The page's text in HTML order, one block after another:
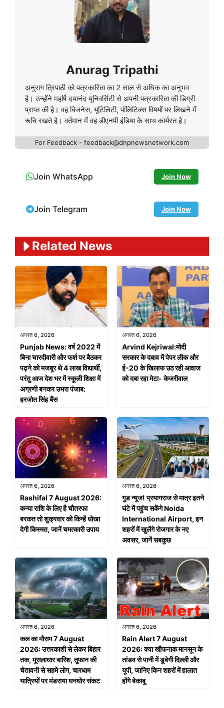
Anurag Tripathi
अनुराग त्रिपाठी को पत्रकारिता का 2 साल से अधिक का अनुभव
है। उन्होंने महर्षि दयानंद यूनिवर्सिटी से अपनी पत्रकारिता की डिग्री
प्राप्त की है। वह बिजनेस, यूटिलिटी, पॉलिटिक्स विषयों पर लिखने में
रूचि रखते है। वर्तमान में वह डीएनपी इंडिया के साथ कार्यरत है।
For Feedback - feedback@dnpnewsnetwork.com
Join WhatsApp Join Now
Join Telegram Join Now
Related News
अगस्त 6, 2026
Punjab News: वर्ष 2022 में
बिना चारदीवारी और फर्श पर बैठकर
पढ़ने को मजबूर थे 4 लाख विद्यार्थी,
परंतु आज देश भर में स्कूली शिक्षा में
अग्रणी बनकर उभरा पंजाब:
हरजोत सिंह बैंस
अगस्त 6, 2026
Arvind Kejriwal:मोदी
सरकार के दबाव में पेपर लीक और
ई-20 के खिलाफ उठ रही आवाज
को दबा रहा मेटा- केजरीवाल
अगस्त 6, 2026
Rashifal 7 August 2026:
कन्या राशि के लिए है चौतरफा
बरकत तो शुक्रवार को किन्हें धोखा
देगी किस्मत, जानें चमत्कारी उपाय
अगस्त 6, 2026
गुड न्यूज! प्रयागराज से मात्र इतने
घंटे में पहुंच सकेंगे Noida
International Airport, इन
शहरों में खुलेंगे रोजगार के नए
अवसर, जानें सबकुछ
अगस्त 6, 2026
कल का मौसम 7 August
2026: उत्तरकाशी से लेकर बिहार
तक, मूसलाधार बारिश, तूफान की
चेतावनी से सहमे लोग, चारधाम
यात्रियों पर मंडराया घनघोर संकट
अगस्त 6, 2026
Rain Alert 7 August
2026: क्या खौफनाक मानसून के
तांडव से पानी में डूबेगी दिल्ली और
यूपी, जानिए किन शहरों में हालात
होंगे बेकाबू